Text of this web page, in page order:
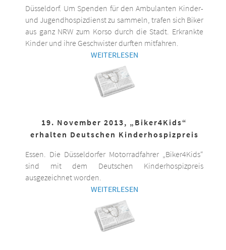
Düsseldorf. Um Spenden für den Ambulanten Kinder-
und Jugendhospizdienst zu sammeln, trafen sich Biker
aus ganz NRW zum Korso durch die Stadt. Erkrankte
Kinder und ihre Geschwister durften mitfahren.
WEITERLESEN
19. November 2013, „Biker4Kids“
erhalten Deutschen Kinderhospizpreis
Essen. Die Düsseldorfer Motorradfahrer „Biker4Kids“
sind mit dem Deutschen Kinderhospizpreis
ausgezeichnet worden.
WEITERLESEN